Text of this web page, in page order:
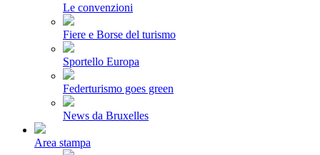
Le convenzioni
Fiere e Borse del turismo
Sportello Europa
Federturismo goes green
News da Bruxelles
Area stampa